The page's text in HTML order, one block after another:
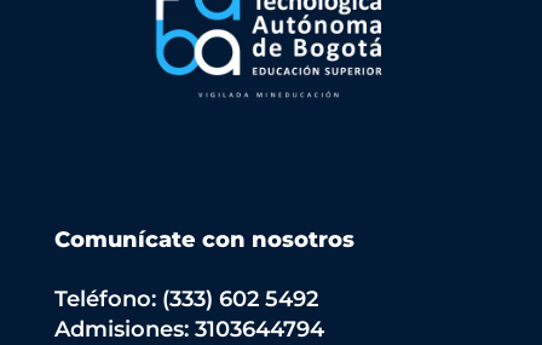
Comunícate con nosotros
Teléfono: (333) 602 5492
Admisiones: 3103644794